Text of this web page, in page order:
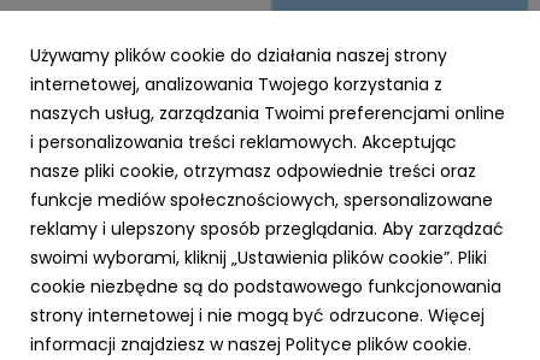
PARP
Zielone światło dla Twojej firmy – nawet 3,5
mln zł na ekologiczną transformację z
Funduszy Europejskich!
23 października 2025
Chcesz, aby Twoja firma działała nowocześnie,
ekologicznie i oszczędnie? Dzięki Funduszom Europejskim
dla Polski Wschodniej (FEPW), oferowanym przez Polską
Używamy plików cookie do działania naszej strony
internetowej, analizowania Twojego korzystania z
naszych usług, zarządzania Twoimi preferencjami online
i personalizowania treści reklamowych. Akceptując
nasze pliki cookie, otrzymasz odpowiednie treści oraz
funkcje mediów społecznościowych, spersonalizowane
reklamy i ulepszony sposób przeglądania. Aby zarządzać
swoimi wyborami, kliknij „Ustawienia plików cookie”. Pliki
cookie niezbędne są do podstawowego funkcjonowania
strony internetowej i nie mogą być odrzucone. Więcej
informacji znajdziesz w naszej Polityce plików cookie.